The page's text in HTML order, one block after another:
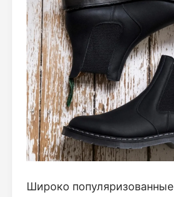
Широко популяризованные